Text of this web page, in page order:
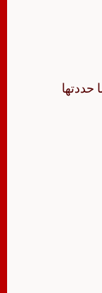
حددتها